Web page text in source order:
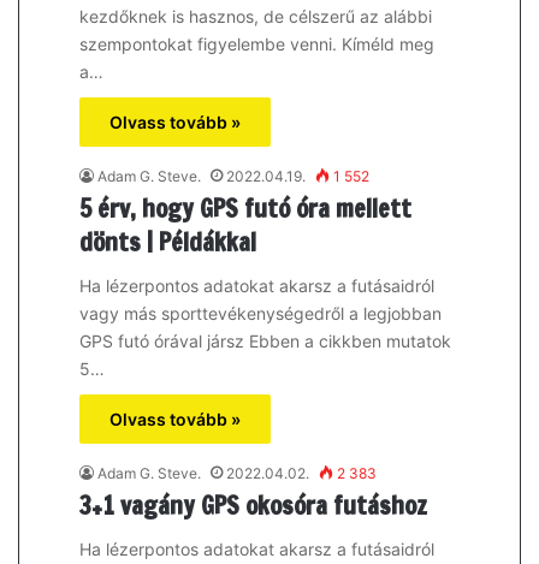
kezdőknek is hasznos, de célszerű az alábbi
szempontokat figyelembe venni. Kíméld meg
a…
Olvass tovább »
Adam G. Steve. 2022.04.19. 1 552
5 érv, hogy GPS futó óra mellett
dönts | Példákkal
Ha lézerpontos adatokat akarsz a futásaidról
vagy más sporttevékenységedről a legjobban
GPS futó órával jársz Ebben a cikkben mutatok
5…
Olvass tovább »
Adam G. Steve. 2022.04.02. 2 383
3+1 vagány GPS okosóra futáshoz
Ha lézerpontos adatokat akarsz a futásaidról